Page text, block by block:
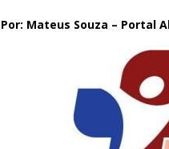
Por: Mateus Souza – Portal